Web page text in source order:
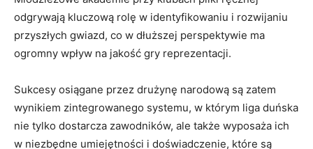
odgrywają kluczową rolę w identyfikowaniu i rozwijaniu​
przyszłych gwiazd, co w dłuższej perspektywie ma
ogromny wpływ⁤ na jakość gry ​reprezentacji.
Sukcesy⁢ osiągane ‌przez drużynę narodową są zatem
wynikiem zintegrowanego systemu, w którym liga ⁤duńska
nie tylko dostarcza zawodników, ale także wyposaża​ ich
w niezbędne umiejętności i doświadczenie, które są